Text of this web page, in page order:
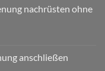
nachrüsten ohne
anschließen